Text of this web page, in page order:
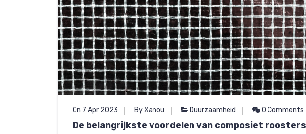
On 7 Apr 2023 By Xanou Duurzaamheid 0 Comments
De belangrijkste voordelen van composiet roosters